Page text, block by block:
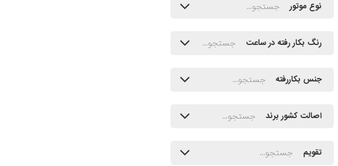
نوع موتور
رنگ بکار رفته در ساعت
جنس بکاررفته
اصالت کشور برند
تقویم